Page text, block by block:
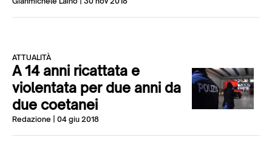
ATTUALITÀ
A 14 anni ricattata e
violentata per due anni da
due coetanei
Redazione | 04 giu 2018